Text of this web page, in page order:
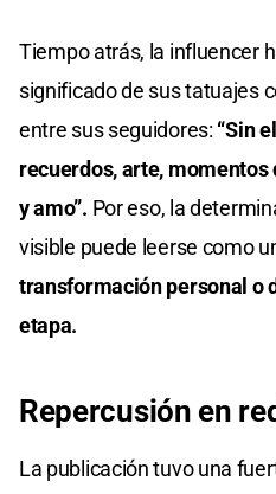
Tiempo atrás, la influencer
significado de sus tatuajes
entre sus seguidores: “Sin
recuerdos, arte, momentos
y amo”. Por eso, la
visible puede leerse como
transformación personal o
etapa.
Repercusión en
La publicación tuvo una